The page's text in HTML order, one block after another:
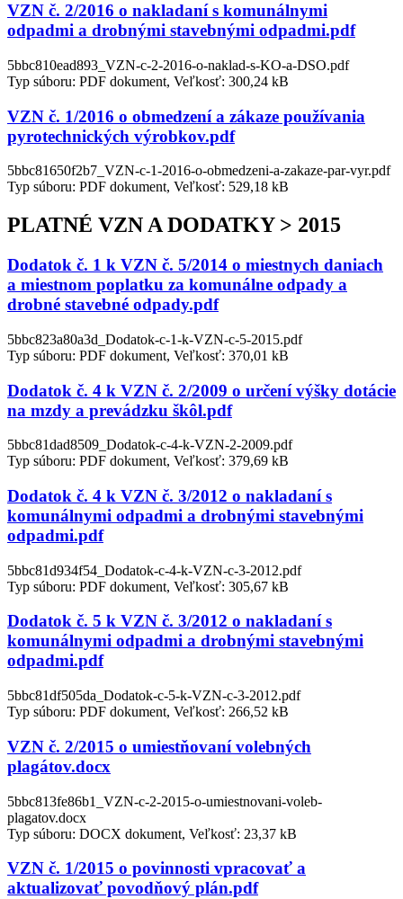
VZN č. 2/2016 o nakladaní s komunálnymi
odpadmi a drobnými stavebnými odpadmi.pdf
5bbc810ead893_VZN-c-2-2016-o-naklad-s-KO-a-DSO.pdf
Typ súboru: PDF dokument, Veľkosť: 300,24 kB
VZN č. 1/2016 o obmedzení a zákaze používania
pyrotechnických výrobkov.pdf
5bbc81650f2b7_VZN-c-1-2016-o-obmedzeni-a-zakaze-par-vyr.pdf
Typ súboru: PDF dokument, Veľkosť: 529,18 kB
PLATNÉ VZN A DODATKY > 2015
Dodatok č. 1 k VZN č. 5/2014 o miestnych daniach
a miestnom poplatku za komunálne odpady a
drobné stavebné odpady.pdf
5bbc823a80a3d_Dodatok-c-1-k-VZN-c-5-2015.pdf
Typ súboru: PDF dokument, Veľkosť: 370,01 kB
Dodatok č. 4 k VZN č. 2/2009 o určení výšky dotácie
na mzdy a prevádzku škôl.pdf
5bbc81dad8509_Dodatok-c-4-k-VZN-2-2009.pdf
Typ súboru: PDF dokument, Veľkosť: 379,69 kB
Dodatok č. 4 k VZN č. 3/2012 o nakladaní s
komunálnymi odpadmi a drobnými stavebnými
odpadmi.pdf
5bbc81d934f54_Dodatok-c-4-k-VZN-c-3-2012.pdf
Typ súboru: PDF dokument, Veľkosť: 305,67 kB
Dodatok č. 5 k VZN č. 3/2012 o nakladaní s
komunálnymi odpadmi a drobnými stavebnými
odpadmi.pdf
5bbc81df505da_Dodatok-c-5-k-VZN-c-3-2012.pdf
Typ súboru: PDF dokument, Veľkosť: 266,52 kB
VZN č. 2/2015 o umiestňovaní volebných
plagátov.docx
5bbc813fe86b1_VZN-c-2-2015-o-umiestnovani-voleb-
plagatov.docx
Typ súboru: DOCX dokument, Veľkosť: 23,37 kB
VZN č. 1/2015 o povinnosti vpracovať a
aktualizovať povodňový plán.pdf